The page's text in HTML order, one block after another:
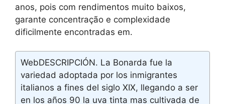
anos, pois com rendimentos muito baixos,
garante concentração e complexidade
dificilmente encontradas em.
WebDESCRIPCIÓN. La Bonarda fue la
variedad adoptada por los inmigrantes
italianos a fines del siglo XIX, llegando a ser
en los años 90 la uva tinta mas cultivada de